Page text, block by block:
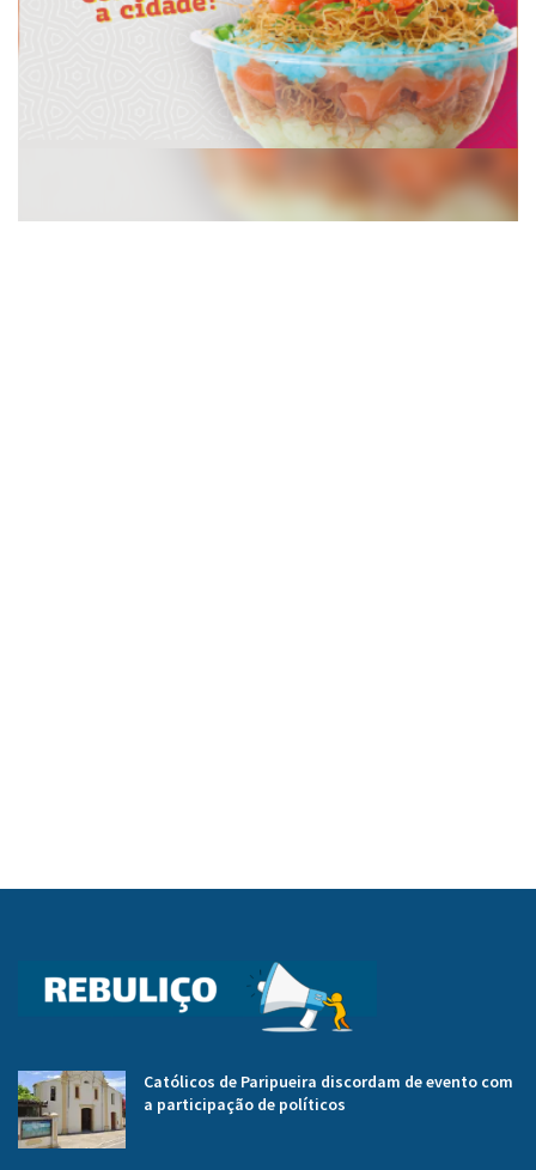
Católicos de Paripueira discordam de evento com
a participação de políticos